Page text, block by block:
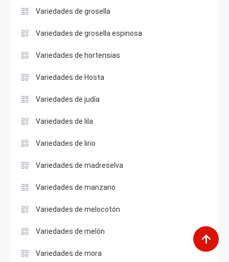
Variedades de grosella
Variedades de grosella espinosa
Variedades de hortensias
Variedades de Hosta
Variedades de judía
Variedades de lila
Variedades de lirio
Variedades de madreselva
Variedades de manzano
Variedades de melocotón
Variedades de melón
Variedades de mora